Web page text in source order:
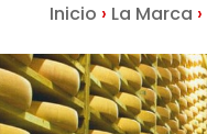
Inicio › La Marca ›